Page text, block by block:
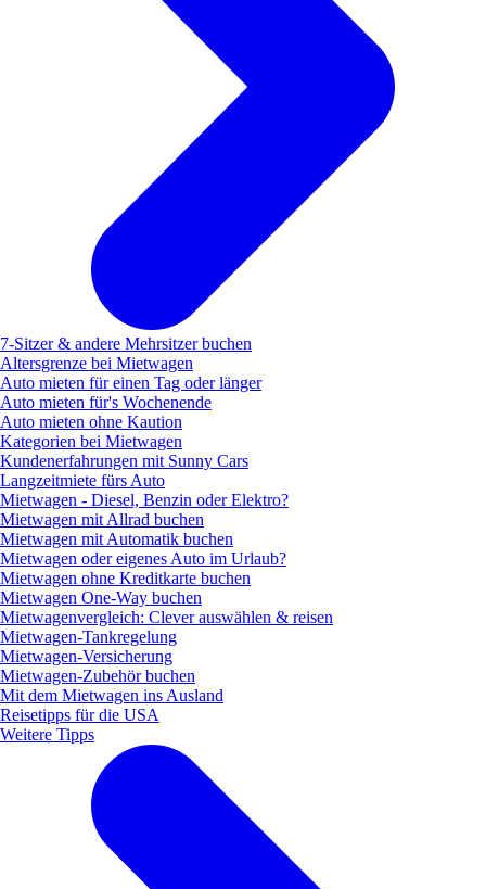
7-Sitzer & andere Mehrsitzer buchen
Altersgrenze bei Mietwagen
Auto mieten für einen Tag oder länger
Auto mieten für's Wochenende
Auto mieten ohne Kaution
Kategorien bei Mietwagen
Kundenerfahrungen mit Sunny Cars
Langzeitmiete fürs Auto
Mietwagen - Diesel, Benzin oder Elektro?
Mietwagen mit Allrad buchen
Mietwagen mit Automatik buchen
Mietwagen oder eigenes Auto im Urlaub?
Mietwagen ohne Kreditkarte buchen
Mietwagen One-Way buchen
Mietwagenvergleich: Clever auswählen & reisen
Mietwagen-Tankregelung
Mietwagen-Versicherung
Mietwagen-Zubehör buchen
Mit dem Mietwagen ins Ausland
Reisetipps für die USA
Weitere Tipps